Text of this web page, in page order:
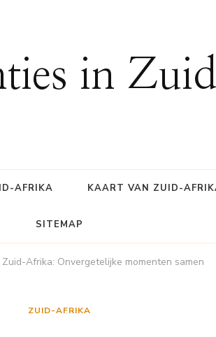
in
AFRIKA KAART VAN ZUID-
SITEMAP
Afrika: Onvergetelijke momenten samen
ZUID-AFRIKA